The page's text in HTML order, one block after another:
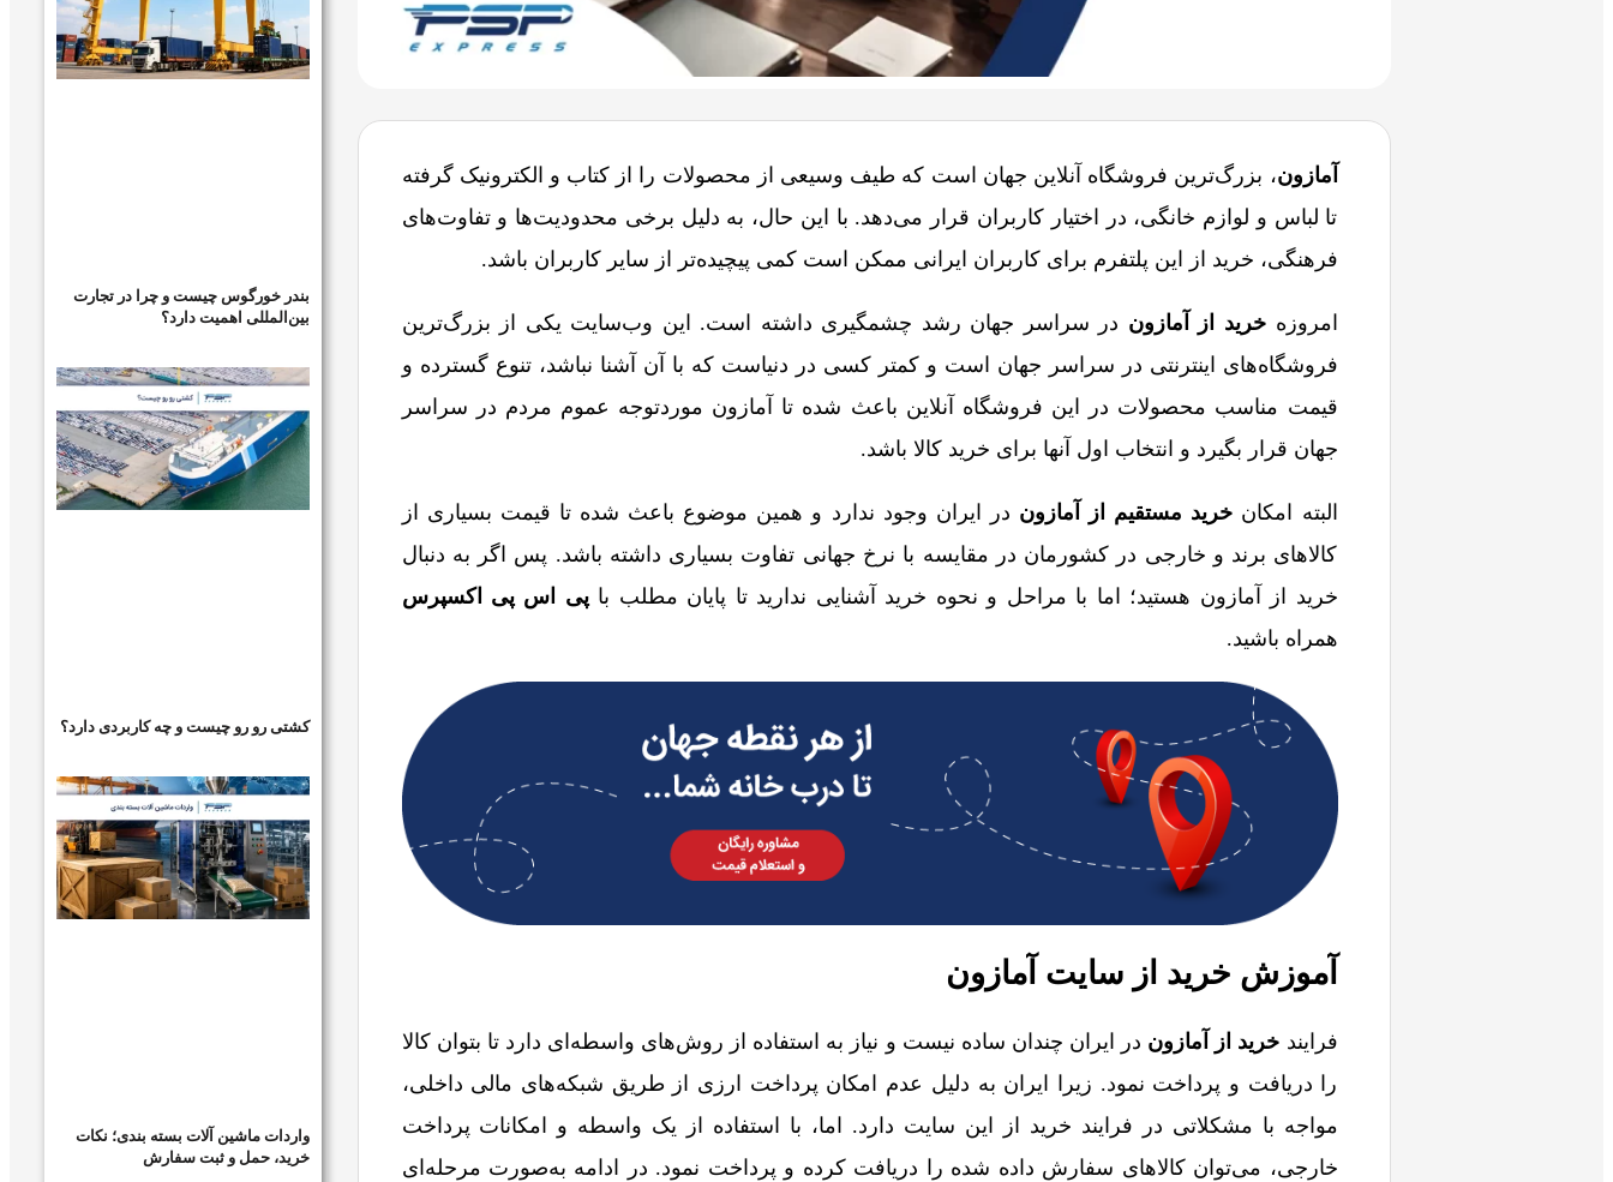
آمازون، بزرگ‌ترین فروشگاه آنلاین جهان است که طیف وسیعی از محصولات را از کتاب و الکترونیک گرفته
تا لباس و لوازم خانگی، در اختیار کاربران قرار می‌دهد. با این حال، به دلیل برخی محدودیت‌ها و تفاوت‌های
فرهنگی، خرید از این پلتفرم برای کاربران ایرانی ممکن است کمی پیچیده‌تر از سایر کاربران باشد.
امروزهخرید از آمازون در سراسر جهان رشد چشمگیری داشته است. این وب‌سایت یکی از بزرگ‌ترین
فروشگاه‌های اینترنتی در سراسر جهان است و کمتر کسی در دنیاست که با آن آشنا نباشد، تنوع گسترده و
قیمت مناسب محصولات در این فروشگاه آنلاین باعث شده تا آمازون موردتوجه عموم مردم در سراسر
جهان قرار بگیرد و انتخاب اول آنها برای خرید کالا باشد.
البته امکان خرید مستقیم از آمازون در ایران وجود ندارد و همین موضوع باعث شده تا قیمت بسیاری از
کالاهای برند و خارجی در کشورمان در مقایسه با نرخ جهانی تفاوت بسیاری داشته باشد. پس اگر به دنبال
خرید از آمازون هستید؛ اما با مراحل و نحوه خرید آشنایی ندارید تا پایان مطلب باپی اس پی اکسپرس
همراه باشید.
آموزش خرید از سایت آمازون
فرایند خرید از آمازون در ایران چندان ساده نیست و نیاز به استفاده از روش‌های واسطه‌ای دارد تا بتوان کالا
را دریافت و پرداخت نمود. زیرا ایران به دلیل عدم امکان پرداخت ارزی از طریق شبکه‌های مالی داخلی،
مواجه با مشکلاتی در فرایند خرید از این سایت دارد. اما، با استفاده از یک واسطه و امکانات پرداخت
خارجی، می‌توان کالاهای سفارش داده شده را دریافت کرده و پرداخت نمود. در ادامه به‌صورت مرحله‌ای
بندر خورگوس چیست و چرا در تجارت
بین‌المللی اهمیت دارد؟
کشتی رو رو چیست و چه کاربردی دارد؟
واردات ماشین آلات بسته بندی؛ نکات
خرید، حمل و ثبت سفارش